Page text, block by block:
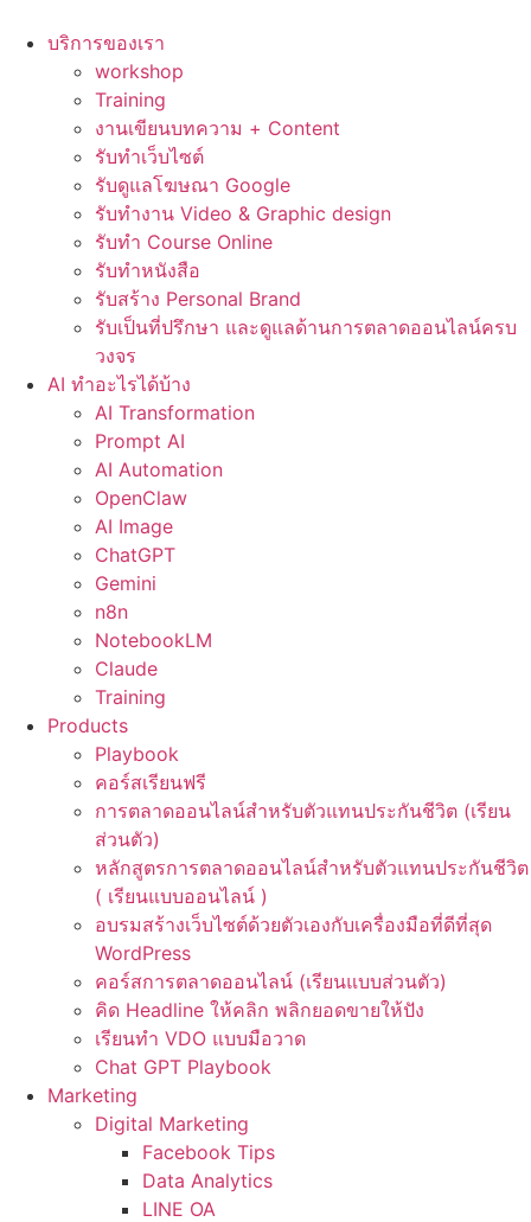
บริการของเรา
workshop
Training
งานเขียนบทความ + Content
รับทำเว็บไซต์
รับดูแลโฆษณา Google
รับทำงาน Video & Graphic design
รับทำ Course Online
รับทำหนังสือ
รับสร้าง Personal Brand
รับเป็นที่ปรึกษา และดูแลด้านการตลาดออนไลน์ครบ
วงจร
AI ทำอะไรได้บ้าง
AI Transformation
Prompt AI
AI Automation
OpenClaw
AI Image
ChatGPT
Gemini
n8n
NotebookLM
Claude
Training
Products
Playbook
คอร์สเรียนฟรี
การตลาดออนไลน์สำหรับตัวแทนประกันชีวิต (เรียน
ส่วนตัว)
หลักสูตรการตลาดออนไลน์สำหรับตัวแทนประกันชีวิต
( เรียนแบบออนไลน์ )
อบรมสร้างเว็บไซต์ด้วยตัวเองกับเครื่องมือที่ดีที่สุด
WordPress
คอร์สการตลาดออนไลน์ (เรียนแบบส่วนตัว)
คิด Headline ให้คลิก พลิกยอดขายให้ปัง
เรียนทำ VDO แบบมือวาด
Chat GPT Playbook
Marketing
Digital Marketing
Facebook Tips
Data Analytics
LINE OA